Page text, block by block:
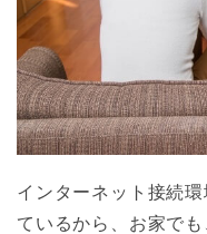
インターネット接続
ているから、お家で